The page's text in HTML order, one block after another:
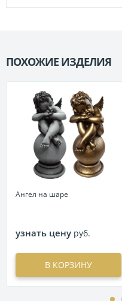
ПОХОЖИЕ ИЗДЕЛИЯ
Ангел на шаре
узнать цену руб.
В КОРЗИНУ